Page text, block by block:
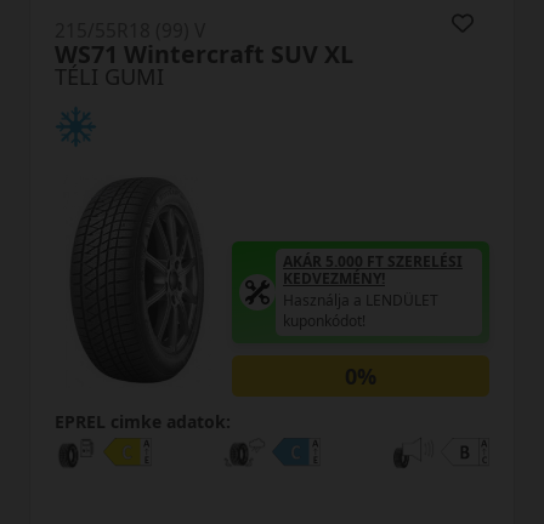
TÉLI GUMI
Winguard Sport3 XL
AKÁR 5.000 FT SZERELÉSI
KEDVEZMÉNY!
Használja a LENDÜLET
kuponkódot!
0%
EPREL cimke adatok: